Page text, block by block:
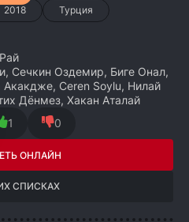
2018 Турция
Сечкин Оздемир, Биге Онал,
Ceren Soylu, Нилай
Дёнмез, Хакан Аталай
1 0
ОНЛАЙН
СПИСКАХ